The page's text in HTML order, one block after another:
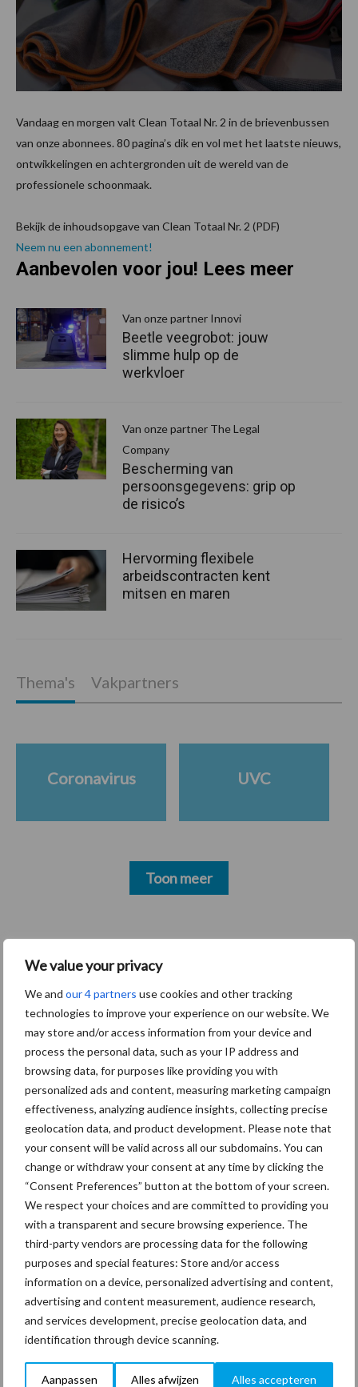
We value your privacy
We and our 4 partners use cookies and other tracking
technologies to improve your experience on our website. We
may store and/or access information from your device and
process the personal data, such as your IP address and
browsing data, for purposes like providing you with
personalized ads and content, measuring marketing campaign
effectiveness, analyzing audience insights, collecting precise
geolocation data, and product development. Please note that
your consent will be valid across all our subdomains. You can
change or withdraw your consent at any time by clicking the
“Consent Preferences” button at the bottom of your screen.
We respect your choices and are committed to providing you
with a transparent and secure browsing experience. The
third-party vendors are processing data for the following
purposes and special features: Store and/or access
information on a device, personalized advertising and content,
advertising and content measurement, audience research,
and services development, precise geolocation data, and
identification through device scanning.
Aanpassen Alles afwijzen Alles accepteren
Vandaag en morgen valt Clean Totaal Nr. 2 in de brievenbussen
van onze abonnees. 80 pagina’s dik en vol met het laatste nieuws,
ontwikkelingen en achtergronden uit de wereld van de
professionele schoonmaak.
Bekijk de inhoudsopgave van Clean Totaal Nr. 2 (PDF)
Neem nu een abonnement!
Primaire
Sidebar
30 dec
Hervorming flexibele
arbeidscontracten kent mitsen en
maren
29 dec
Freddy van de Ridder Cleaners:
“Glazenwassen zit in m’n bloed,
maar innoveren is mijn toekomst”
24 dec
Friendship Sports Centre maakt
vrienden voor het leven
23 dec
Business Apps: breng rust in de
schoonmaakchaos
22 dec
Sportschool Saints & Stars moet
oud-schoonmakers alsnog betalen
Aanbevolen voor jou! Lees meer
Van onze partner Innovi
Beetle veegrobot: jouw
slimme hulp op de
werkvloer
Van onze partner The Legal
Company
Bescherming van
persoonsgegevens: grip op
de risico’s
Hervorming flexibele
arbeidscontracten kent
mitsen en maren
Thema's Vakpartners
Coronavirus UVC
Toon meer